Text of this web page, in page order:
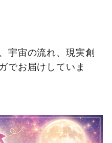
宇宙の流れ、現実創
でお届けしていま